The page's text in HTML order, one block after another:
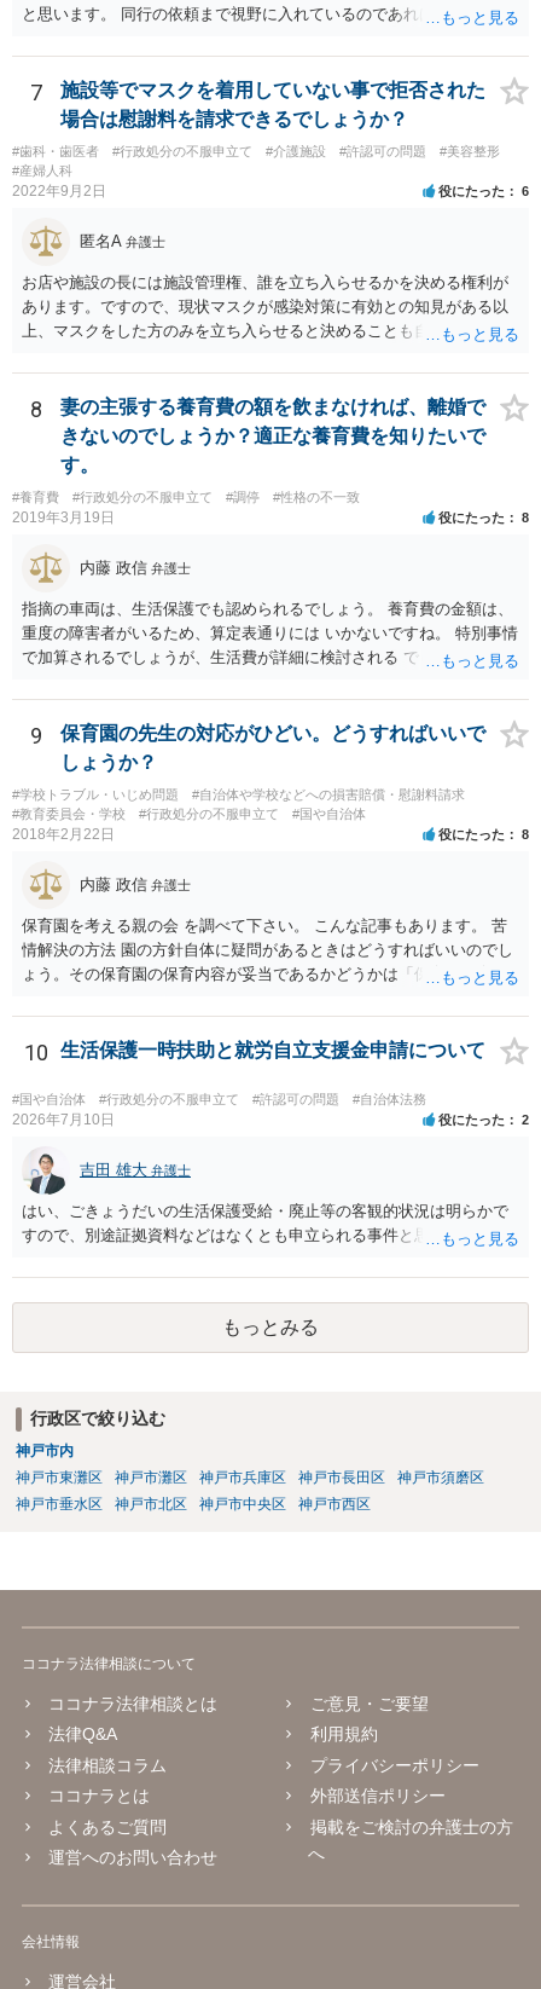
と思います。 同行の依頼まで視野に入れているのであれば，お近くの
7
施設等でマスクを着用していない事で拒否された
場合は慰謝料を請求できるでしょうか？
#歯科・歯医者 #行政処分の不服申立て #介護施設 #許認可の問題
#美容整形
#産婦人科
2022年9月2日 役にたった 6
匿名A 弁護士
お店や施設の長には施設管理権、誰を立ち入らせるかを決める権利が
あります。ですので、現状マスクが感染対策に有効との知見がある以
上、マスクをした方のみを立ち入らせると決めることも自由であり、
など公益的な側面のある業種ですと、公衆浴場法など各種業法で定め
られた理由以外での利用拒否は禁止されていますし、公の施設でもマ
スクなしだけでの利用拒否は問題となりえますが、民間のお店に対し
ては慰謝料の請求は認められないと考えられます。
8
妻の主張する養育費の額を飲まなければ、離婚で
きないのでしょうか？適正な養育費を知りたいで
す。
#養育費 #行政処分の不服申立て #調停 #性格の不一致
2019年3月19日 役にたった 8
内藤 政信 弁護士
指摘の車両は、生活保護でも認められるでしょう。 養育費の金額は、
重度の障害者がいるため、算定表通りには いかないですね。 特別事情
で加算されるでしょうが、生活費が詳細に検討される でしょう。 退職
が分与額になるでしょう。 一度家裁に離婚調停の申立てをしないと、
いつまで立っても、 目処がつかないかもしれないですね。
9
保育園の先生の対応がひどい。どうすればいいで
しょうか？
#学校トラブル・いじめ問題
#自治体や学校などへの損害賠償・慰謝料請求
#教育委員会・学校
#行政処分の不服申立て #国や自治体
2018年2月22日 役にたった 8
内藤 政信 弁護士
保育園を考える親の会 を調べて下さい。 こんな記事もあります。 苦
情解決の方法 園の方針自体に疑問があるときはどうすればいいのでし
ょう。その保育園の保育内容が妥当であるかどうかは「保育所保育指
だけで問題が解決できずにこじれた時には、苦情を文書にして保育園
に提出しましょう。園は保護者の苦情に耳を傾けなくてはならないと
三）。さらに苦情解決のための第三者委員を施設ごとにおくことも指
導されています。 保育園との相談や交渉で解決できない時には、区市
「福祉サービス運営適正化委員会」が設置されています。 認可保育所
はもちろんのこと、認可外の保育施設でも補助金を受けている施設
は、市や区、都道府県などの責任の範囲内にありますから、役所も相
談に応じなくてはなりません。
10 生活保護一時扶助と就労自立支援金申請について
#国や自治体 #行政処分の不服申立て #許認可の問題 #自治体法務
2026年7月10日 役にたった 2
吉田 雄大 弁護士
はい、ごきょうだいの生活保護受給・廃止等の客観的状況は明らかで
すので、別途証拠資料などはなくとも申立られる事件と思います。
もっとみる
行政区で絞り込む
神戸市内
神戸市東灘区
神戸市灘区 神戸市兵庫区 神戸市長田区
神戸市須磨区
神戸市垂水区
神戸市北区 神戸市中央区 神戸市西区
ココナラ法律相談について
ココナラ法律相談とは
法律Q&A
法律相談コラム
ココナラとは
よくあるご質問
運営へのお問い合わせ
ご意見・ご要望
利用規約
プライバシーポリシー
外部送信ポリシー
掲載をご検討の弁護士の方
へ
会社情報
運営会社